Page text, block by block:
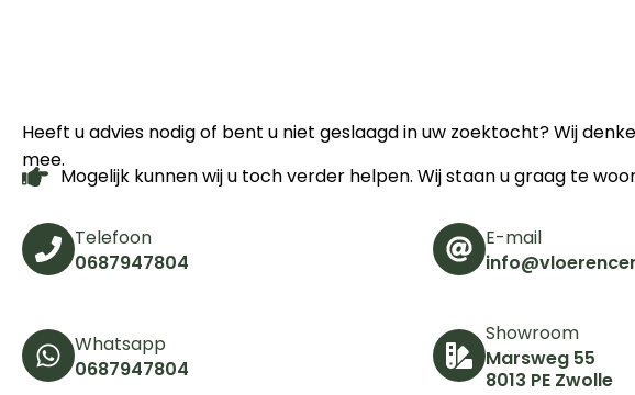
Heeft u advies nodig of bent u niet geslaagd in uw zoektocht? Wij
mee.
Mogelijk kunnen wij u toch verder helpen. Wij staan u graag te
Telefoon
0687947804
E-mail
Whatsapp
0687947804
Showroom
Marsweg 55
8013 PE Zwolle